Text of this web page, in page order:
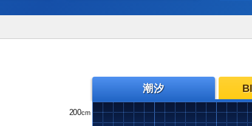
潮汐
200